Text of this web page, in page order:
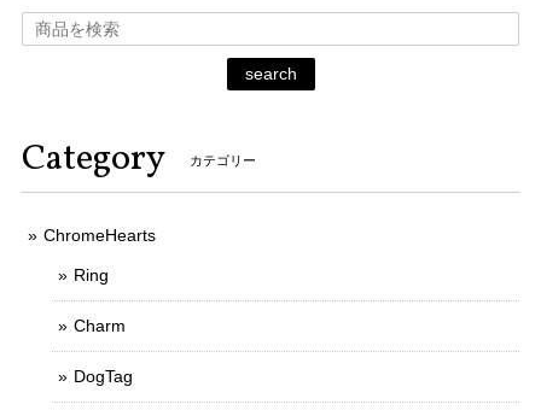
search
Category カテゴリー
ChromeHearts
Ring
Charm
DogTag